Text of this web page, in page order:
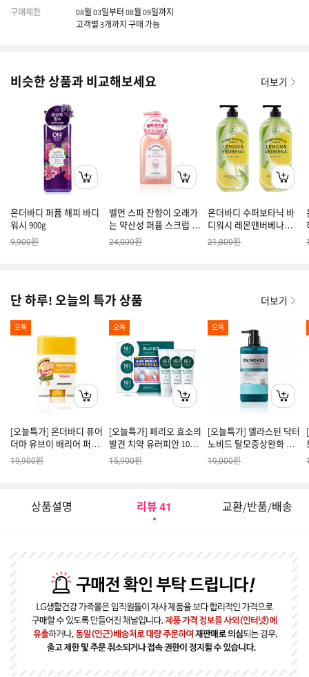
구매제한
08월 03일부터 08월 09일까지
고객별 3개까지 구매 가능
비슷한 상품과 비교해보세요 더보기
온더바디 퍼퓸 해피 바디
워시 900g
9,900원
벨먼 스파 잔향이 오래가
는 약산성 퍼퓸 스크럽 바
디워시 블랙로즈향 600G
24,000원
온더바디 수퍼보타닉 바
디워시 레몬앤버베나
900g*2개
21,800원
단 하루! 오늘의 특가 상품 더보기
오특
[오늘특가] 온더바디 퓨어
더마 유브이 배리어 퍼펙
트 선스틱 19g
19,900원
오특
[오늘특가] 페리오 효소의
발견 치약 유러피안 100g
3개입
15,900원
오특
[오늘특가] 엘라스틴 닥터
노비드 탈모증상완화 지
루성두피용 약산성 비듬
19,000원
상품설명 리뷰 41 교환/반품/배송